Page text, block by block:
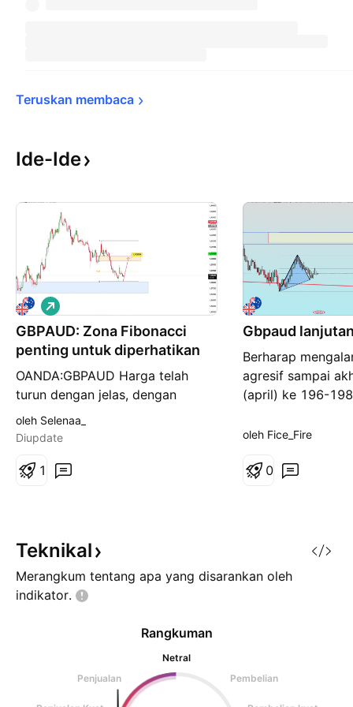
Teruskan membaca
Ide-Ide
GBPAUD: Zona Fibonacci
penting untuk diperhatikan
OANDA:GBPAUD Harga telah
turun dengan jelas, dengan
penjual mengendalikan pasar,
membentuk serangkaian lower
setelah penurunan yang kuat,
kecil, menandakan tekanan jual
P
e
m
b
e
l
i
a
oleh Selenaa_
Diupdate
1
Gbpaud
Berharap
agresif sampai
(april) ke 196-198
oleh Fice_Fire
0
Teknikal
Merangkum tentang apa yang disarankan oleh
indikator.
Rangkuman
Netral
Penjualan
Pembelian